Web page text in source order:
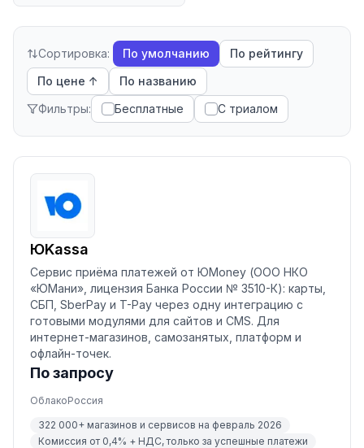
Сортировка: По умолчанию
По рейтингу
По цене ↑
По названию
Фильтры:
Бесплатные С триалом
ЮKassa
Сервис приёма платежей от ЮMoney (ООО НКО
«ЮМани», лицензия Банка России № 3510-К): карты,
СБП, SberPay и T-Pay через одну интеграцию с
готовыми модулями для сайтов и CMS. Для
интернет-магазинов, самозанятых, платформ и
офлайн-точек.
По запросу
ОблакоРоссия
322 000+ магазинов и сервисов на февраль 2026
Комиссия от 0,4% + НДС, только за успешные платежи